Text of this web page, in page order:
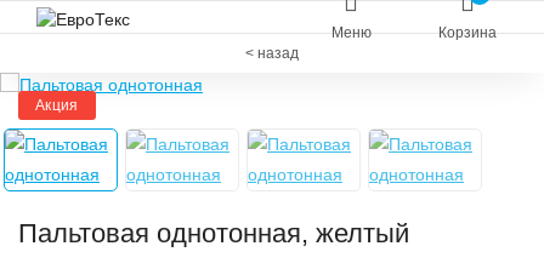
Меню
Корзина
< назад
Акция
Пальтовая однотонная, желтый